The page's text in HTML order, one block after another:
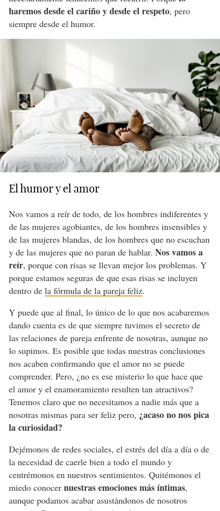
haremos desde el cariño y desde el respeto, pero
siempre desde el humor.
El humor y el amor
Nos vamos a reír de todo, de los hombres indiferentes y
de las mujeres agobiantes, de los hombres insensibles y
de las mujeres blandas, de los hombres que no escuchan
y de las mujeres que no paran de hablar. Nos vamos a
reír, porque con risas se llevan mejor los problemas. Y
porque estamos seguras de que esas risas se incluyen
dentro de la fórmula de la pareja feliz.
Y puede que al final, lo único de lo que nos acabaremos
dando cuenta es de que siempre tuvimos el secreto de
las relaciones de pareja enfrente de nosotras, aunque no
lo supimos. Es posible que todas nuestras conclusiones
nos acaben confirmando que el amor no se puede
comprender. Pero, ¿no es ese misterio lo que hace que
el amor y el enamoramiento resulten tan atractivos?
Tenemos claro que no necesitamos a nadie más que a
nosotras mismas para ser feliz pero, ¿acaso no nos pica
la curiosidad?
Dejémonos de redes sociales, el estrés del día a día o de
la necesidad de caerle bien a todo el mundo y
centrémonos en nuestros sentimientos. Quitémonos el
miedo conocer nuestras emociones más íntimas,
aunque podamos acabar asustándonos de nosotros